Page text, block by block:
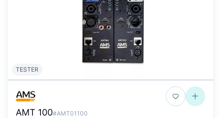
TESTER
AMT 100#AMT01100